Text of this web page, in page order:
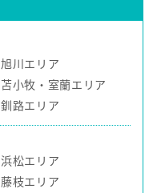
旭川エリア
苫小牧・室蘭エリア
釧路エリア
浜松エリア
藤枝エリア